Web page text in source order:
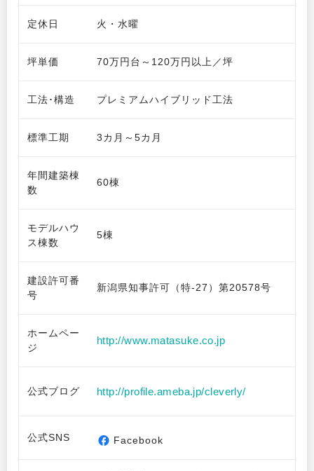
定休日 火・水曜
坪単価 70万円台～120万円以上／坪
工法･構造 プレミアムハイブリッド工法
標準工期 3カ月～5カ月
年間建築棟
数
60棟
モデルハウ
ス棟数
5棟
建設許可番
号
新潟県知事許可（特-27）第20578号
ホームペー
ジ
http://www.matasuke.co.jp
公式ブログ http://profile.ameba.jp/cleverly/
公式SNS Facebook